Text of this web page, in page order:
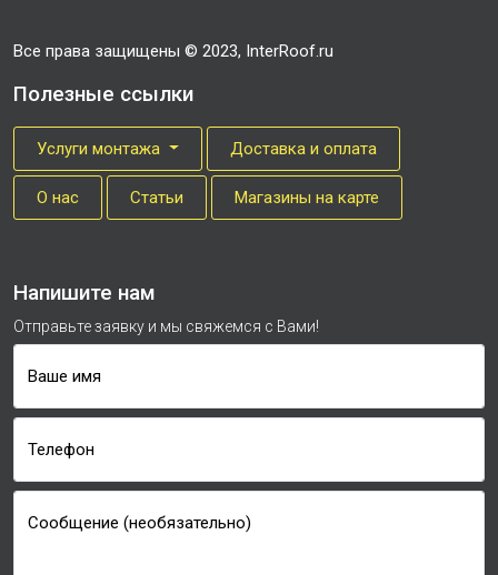
Все права защищены © 2023, InterRoof.ru
Полезные ссылки
Услуги монтажа Доставка и оплата
О нас Cтатьи Магазины на карте
Напишите нам
Отправьте заявку и мы свяжемся с Вами!
Ваше имя
Телефон
Сообщение (необязательно)